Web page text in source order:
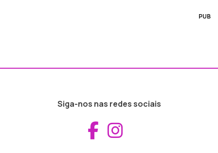
PUB
Siga-nos nas redes sociais
Aceder ao